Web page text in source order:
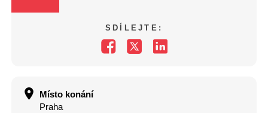
SDÍLEJTE:
Místo konání
Praha